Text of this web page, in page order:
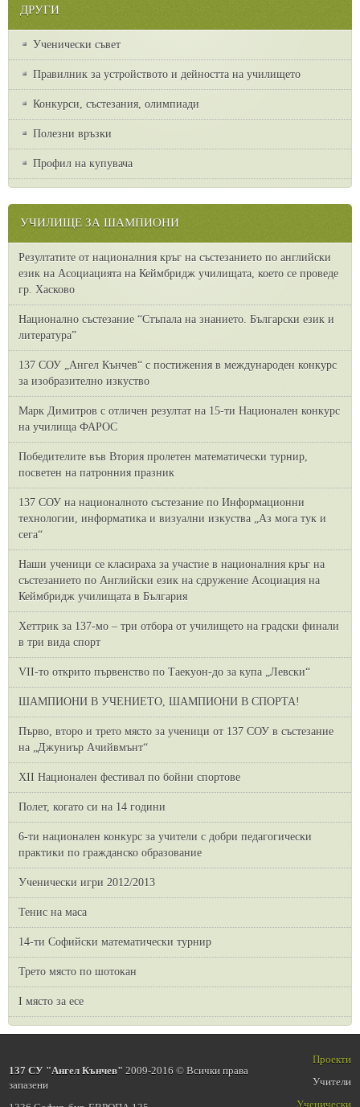
ДРУГИ
Ученически съвет
Правилник за устройството и дейността на училището
Конкурси, състезания, олимпиади
Полезни връзки
Профил на купувача
УЧИЛИЩЕ ЗА ШАМПИОНИ
Резултатите от националния кръг на състезанието по английски
език на Асоциацията на Кеймбридж училищата, което се проведе
гр. Хасково
Национално състезание “Стъпала на знанието. Български език и
литература”
137 СОУ „Ангел Кънчев“ с постижения в международен конкурс
за изобразително изкуство
Марк Димитров с отличен резултат на 15-ти Национален конкурс
на училища ФАРОС
Победителите във Втория пролетен математически турнир,
посветен на патронния празник
137 СОУ на националното състезание по Информационни
технологии, информатика и визуални изкуства „Аз мога тук и
сега“
Наши ученици се класираха за участие в националния кръг на
състезанието по Английски език на сдружение Асоциация на
Кеймбридж училищата в България
Хеттрик за 137-мо – три отбора от училището на градски финали
в три вида спорт
VII-то открито първенство по Таекуон-до за купа „Левски“
ШАМПИОНИ В УЧЕНИЕТО, ШАМПИОНИ В СПОРТА!
Първо, второ и трето място за ученици от 137 СОУ в състезание
на „Джуниър Ачийвмънт“
XII Национален фестивал по бойни спортове
Полет, когато си на 14 години
6-ти национален конкурс за учители с добри педагогически
практики по гражданско образование
Ученически игри 2012/2013
Тенис на маса
14-ти Софийски математически турнир
Трето място по шотокан
I място за есе
137 СУ "Ангел Кънчев" 2009-2016 © Всички права
запазени
Проекти
Учители
Ученически